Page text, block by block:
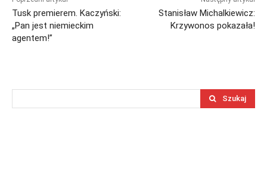
Tusk premierem. Kaczyński:
„Pan jest niemieckim
agentem!”
Stanisław Michalkiewicz:
Krzywonos pokazała!
Szukaj